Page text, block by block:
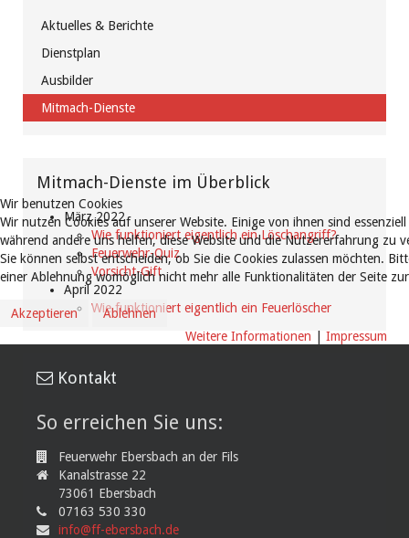
Aktuelles & Berichte
Dienstplan
Ausbilder
Mitmach-Dienste
Mitmach-Dienste im Überblick
März 2022
Wie funktioniert eigentlich ein Löschangriff?
Feuerwehr-Quiz
Vorsicht-Gift
April 2022
Wie funktioniert eigentlich ein Feuerlöscher
Kontakt
So erreichen Sie uns:
Feuerwehr Ebersbach an der Fils
Kanalstrasse 22
73061 Ebersbach
07163 530 330
info@ff-ebersbach.de
Wir benutzen Cookies
Wir nutzen Cookies auf unserer Website. Einige von ihnen sind
während andere uns helfen, diese Website und die Nutzererfahrung zu
Sie können selbst entscheiden, ob Sie die Cookies zulassen möchten.
einer Ablehnung womöglich nicht mehr alle Funktionalitäten der Seite
Akzeptieren
Ablehnen
Weitere Informationen
Impressum